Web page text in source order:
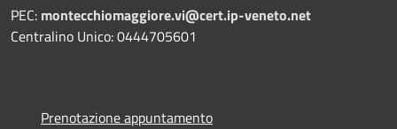
PEC: montecchiomaggiore.vi@cert.ip-veneto.net
Centralino Unico: 0444705601
Prenotazione appuntamento